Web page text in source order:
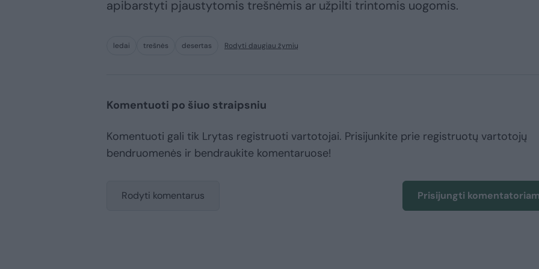
apibarstyti pjaustytomis trešnėmis ar užpilti trintomis uogomis.
ledai trešnės desertas Rodyti daugiau žymių
Komentuoti po šiuo straipsniu
Komentuoti gali tik Lrytas registruoti vartotojai. Prisijunkite prie registruotų vartotojų
bendruomenės ir bendraukite komentaruose!
Rodyti komentarus Prisijungti